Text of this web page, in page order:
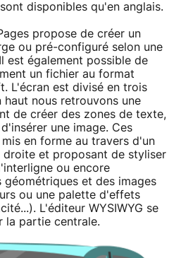
disponibles qu'en anglais.
propose de créer un
ou pré-configuré selon une
est également possible de
un fichier au format
L'écran est divisé en trois
haut nous retrouvons une
de créer des zones de texte,
une image. Ces
en forme au travers d'un
droite et proposant de styliser
ou encore
géométriques et des images
ou une palette d'effets
L'éditeur WYSIWYG se
la partie centrale.